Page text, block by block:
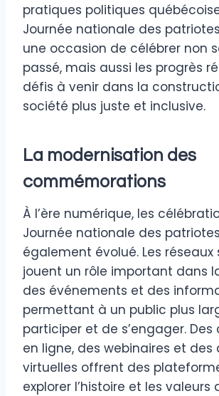
pratiques politiques
Journée nationale des
une occasion de célébrer non
passé, mais aussi les progrès
défis à venir dans la
société plus juste et inclusive.
La modernisation des
commémorations
À l’ère numérique, les
Journée nationale des
également évolué. Les réseaux
jouent un rôle important dans
des événements et des
permettant à un public plus
participer et de s’engager.
en ligne, des webinaires et des
virtuelles offrent des
explorer l’histoire et les valeurs